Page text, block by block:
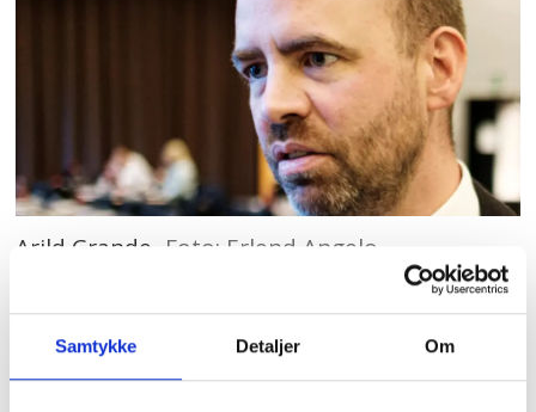
Samtykke Detaljer Om
Arild Grande Foto: Erlend Angelo
– Saken viser også hvor viktig det er å ha
en sterk fagbevegelse, slik at arbeidsfolk